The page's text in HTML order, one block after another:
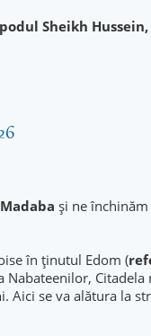
Sheikh
Madaba și ne închinăm
în ținutul Edom (
Nabateenilor,
Aici se va alătura la